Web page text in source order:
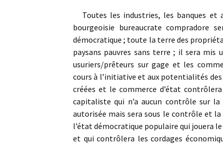
Toutes les industries, les banques et
bourgeoisie bureaucrate compradore
démocratique ; toute la terre des
paysans pauvres sans terre ; il sera mis
usuriers/prêteurs sur gage et les
cours à l’initiative et aux potentialités
créées et le commerce d’état
capitaliste qui n’a aucun contrôle sur
autorisée mais sera sous le contrôle et
l’état démocratique populaire qui jouera
et qui contrôlera les cordages